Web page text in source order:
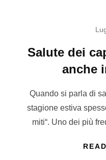
Salute dei
anche
Quando si parla di
stagione estiva
miti“. Uno dei più